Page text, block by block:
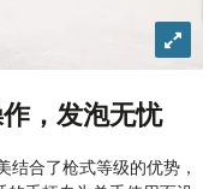
View
，发泡无忧
结合了枪式等级的优势，